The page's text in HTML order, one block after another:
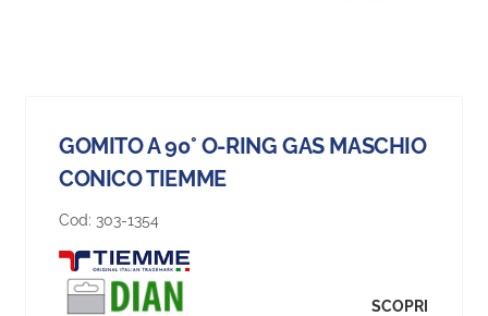
GOMITO A 90° O-RING GAS MASCHIO
CONICO TIEMME
Cod: 303-1354
SCOPRI